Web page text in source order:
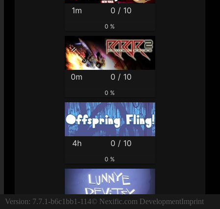
1m 0 / 10
0 %
0m 0 / 10
0 %
4h 0 / 10
0 %
Version: 7.7.1-b6c1bb1-114© Nexific.com DevelopmentImprint